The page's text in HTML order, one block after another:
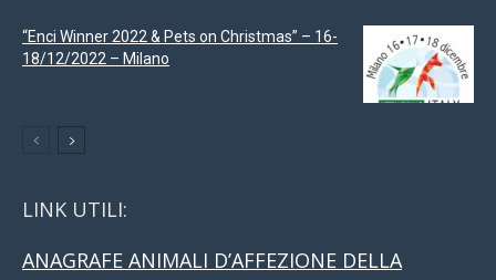
“Enci Winner 2022 & Pets on Christmas” – 16-
18/12/2022 – Milano
LINK UTILI:
ANAGRAFE ANIMALI D’AFFEZIONE DELLA